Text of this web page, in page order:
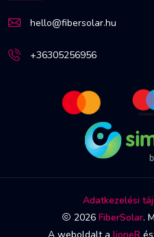
hello@fibersolar.hu
+36305256956
Adatkezelési
2026 FiberSolar.